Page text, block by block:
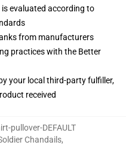
evaluated according to
from manufacturers
practices with the Better
your local third-party fulfiller,
received
pullover-DEFAULT
Chandails,